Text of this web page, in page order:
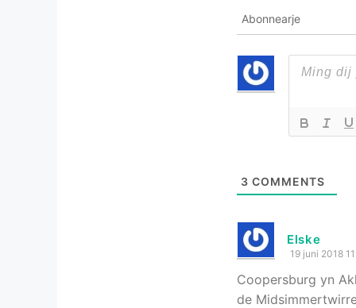
Abonnearje
3 COMMENTS
Elske
19 juni 2018
Coopersburg yn
de